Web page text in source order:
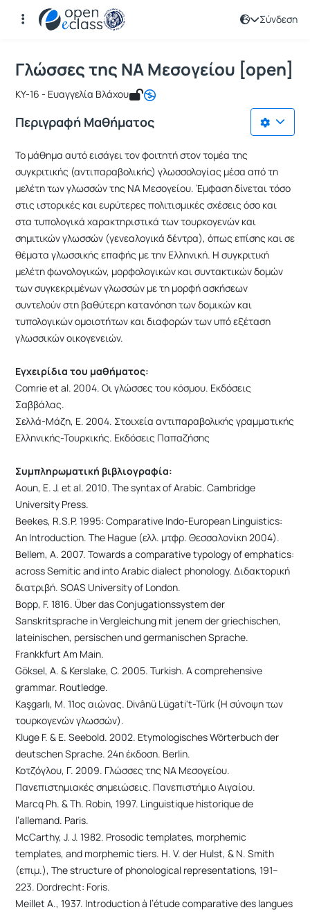
Σύνδεση
Αρχική Σελίδα
Μάθημα : Γλώσσες της ΝΑ
Κωδικός : TMS183
Γλώσσες της ΝΑ Μεσογείου [open]
ΚΥ-16 - Ευαγγελία Βλάχου
Περιγραφή Μαθήματος
Το μάθημα αυτό εισάγει τον φοιτητή στον τομέα της
συγκριτικής (αντιπαραβολικής) γλωσσολογίας μέσα από τη
μελέτη των γλωσσών της ΝΑ Μεσογείου. Έμφαση δίνεται τόσο
στις ιστορικές και ευρύτερες πολιτισμικές σχέσεις όσο και
στα τυπολογικά χαρακτηριστικά των τουρκογενών και
σημιτικών γλωσσών (γενεαλογικά δέντρα), όπως επίσης και σε
θέματα γλωσσικής επαφής με την Ελληνική. Η συγκριτική
μελέτη φωνολογικών, μορφολογικών και συντακτικών δομών
των συγκεκριμένων γλωσσών με τη μορφή ασκήσεων
συντελούν στη βαθύτερη κατανόηση των δομικών και
τυπολογικών ομοιοτήτων και διαφορών των υπό εξέταση
γλωσσικών οικογενειών.
Εγχειρίδια του μαθήματος:
Comrie et al. 2004. Οι γλώσσες του κόσμου. Εκδόσεις
Σαββάλας.
Σελλά-Μάζη, Ε. 2004. Στοιχεία αντιπαραβολικής γραμματικής
Ελληνικής-Τουρκικής. Εκδόσεις Παπαζήσης
Συμπληρωματική βιβλιογραφία:
Aoun, E. J. et al. 2010. The syntax of Arabic. Cambridge
University Press.
Beekes, R.S.P. 1995: Comparative Indo-European Linguistics:
An Introduction. The Hague (ελλ. μτφρ. Θεσσαλονίκη 2004).
Bellem, A. 2007. Towards a comparative typology of emphatics:
across Semitic and into Arabic dialect phonology. Διδακτορική
διατριβή. SOAS University of London.
Bopp, F. 1816. Über das Conjugationssystem der
Sanskritsprache in Vergleichung mit jenem der griechischen,
lateinischen, persischen und germanischen Sprache.
Frankkfurt Am Main.
Göksel, A. & Kerslake, C. 2005. Turkish. A comprehensive
grammar. Routledge.
Kaşgarlı, M. 11ος αιώνας. Divânü Lügati't-Türk (Η σύνοψη των
τουρκογενών γλωσσών).
Kluge F. & Ε. Seebold. 2002. Etymologisches Wörterbuch der
deutschen Sprache. 24η έκδoση. Berlin.
Κοτζόγλου, Γ. 2009. Γλώσσες της ΝΑ Μεσογείου.
Πανεπιστημιακές σημειώσεις. Πανεπιστήμιο Αιγαίου.
Marcq Ph. & Th. Robin, 1997. Linguistique historique de
l’allemand. Paris.
McCarthy, J. J. 1982. Prosodic templates, morphemic
templates, and morphemic tiers. H. V. der Hulst, & N. Smith
(επιμ.), The structure of phonological representations, 191–
223. Dordrecht: Foris.
Meillet A., 1937. Introduction à l’étude comparative des langues